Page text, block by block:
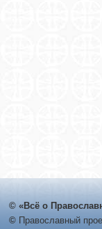
© «Всё о
© Православный